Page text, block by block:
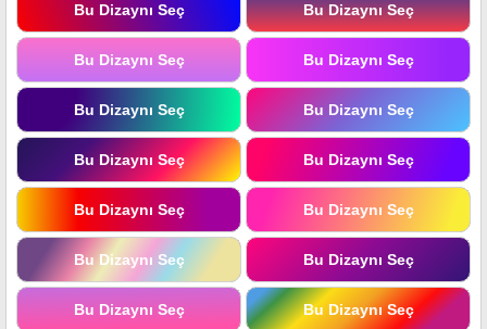
Bu Dizaynı Seç Bu Dizaynı Seç
Bu Dizaynı Seç Bu Dizaynı Seç
Bu Dizaynı Seç Bu Dizaynı Seç
Bu Dizaynı Seç Bu Dizaynı Seç
Bu Dizaynı Seç Bu Dizaynı Seç
Bu Dizaynı Seç Bu Dizaynı Seç
Bu Dizaynı Seç Bu Dizaynı Seç